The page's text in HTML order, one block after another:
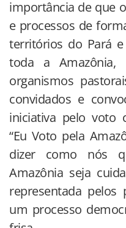
importância de que
e processos de
territórios do Pará
toda a
organismos
convidados e
iniciativa pelo voto
“Eu Voto pela
dizer como nós
Amazônia seja
representada pelos
um processo